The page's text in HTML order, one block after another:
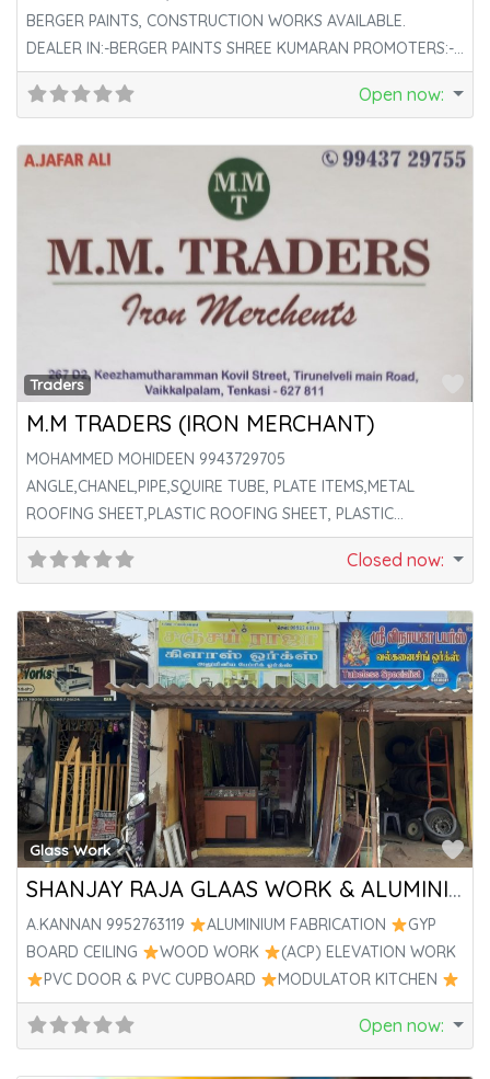
BERGER PAINTS, CONSTRUCTION WORKS AVAILABLE.
DEALER IN:-BERGER PAINTS SHREE KUMARAN PROMOTERS:-
CONSULTING & CONTRACTOR,ESTIMATE,
VALUATION,STRUCTURAL
Open now:
Traders
M.M TRADERS (IRON MERCHANT)
MOHAMMED MOHIDEEN 9943729705
ANGLE,CHANEL,PIPE,SQUIRE TUBE, PLATE ITEMS,METAL
ROOFING SHEET,PLASTIC ROOFING SHEET, PLASTIC
ROOFING SHEET,PLASTIC ROOFING SHEET, GI SHEET ROAD,
ROUND
Closed now:
Glass Work
SHANJAY RAJA GLAAS WORK & ALUMINIUIM WORK
A.KANNAN 9952763119 ALUMINIUM FABRICATION
GYP
BOARD CEILING
WOOD WORK
(ACP) ELEVATION WORK
PVC DOOR & PVC CUPBOARD
MODULATOR KITCHEN
UPVC
Open now: